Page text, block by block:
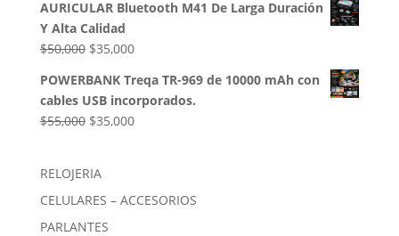
AURICULAR Bluetooth M41 De Larga Duración
Y Alta Calidad
$50,000 El
original
era:
$50,000.
$35,000El
actual
es:
$35,000.
POWERBANK Treqa TR-969 de 10000 mAh con
cables USB incorporados.
$55,000 El
era:
$55,000.
$35,000El
$35,000.
RELOJERIA
CELULARES – ACCESORIOS
PARLANTES